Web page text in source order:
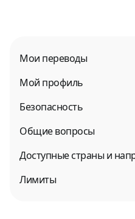
Мои переводы
Мой профиль
Безопасность
Общие вопросы
Доступные страны и
Лимиты